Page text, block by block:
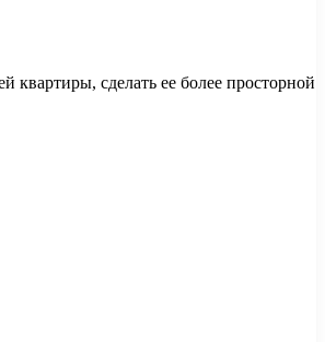
сделать ее более просторной